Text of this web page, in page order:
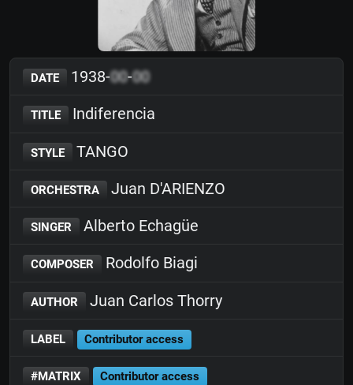
DATE 1938-00-00
TITLE Indiferencia
STYLE TANGO
ORCHESTRA Juan D'ARIENZO
SINGER Alberto Echagüe
COMPOSER Rodolfo Biagi
AUTHOR Juan Carlos Thorry
LABEL Contributor access
#MATRIX Contributor access